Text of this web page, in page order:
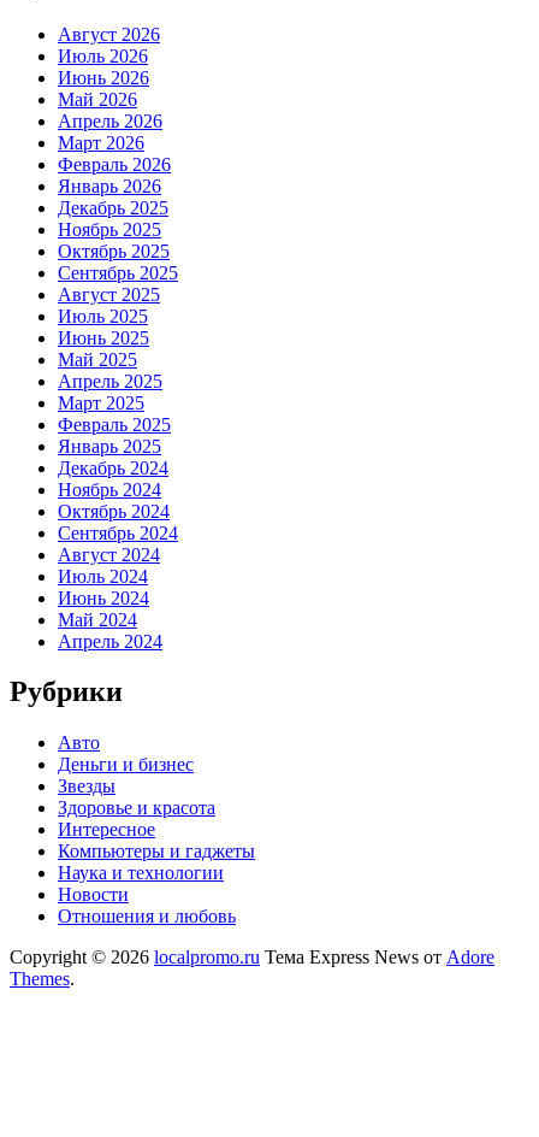
Август 2026
Июль 2026
Июнь 2026
Май 2026
Апрель 2026
Март 2026
Февраль 2026
Январь 2026
Декабрь 2025
Ноябрь 2025
Октябрь 2025
Сентябрь 2025
Август 2025
Июль 2025
Июнь 2025
Май 2025
Апрель 2025
Март 2025
Февраль 2025
Январь 2025
Декабрь 2024
Ноябрь 2024
Октябрь 2024
Сентябрь 2024
Август 2024
Июль 2024
Июнь 2024
Май 2024
Апрель 2024
Рубрики
Авто
Деньги и бизнес
Звезды
Здоровье и красота
Интересное
Компьютеры и гаджеты
Наука и технологии
Новости
Отношения и любовь
Copyright © 2026 localpromo.ru Тема Express News от Adore
Themes.